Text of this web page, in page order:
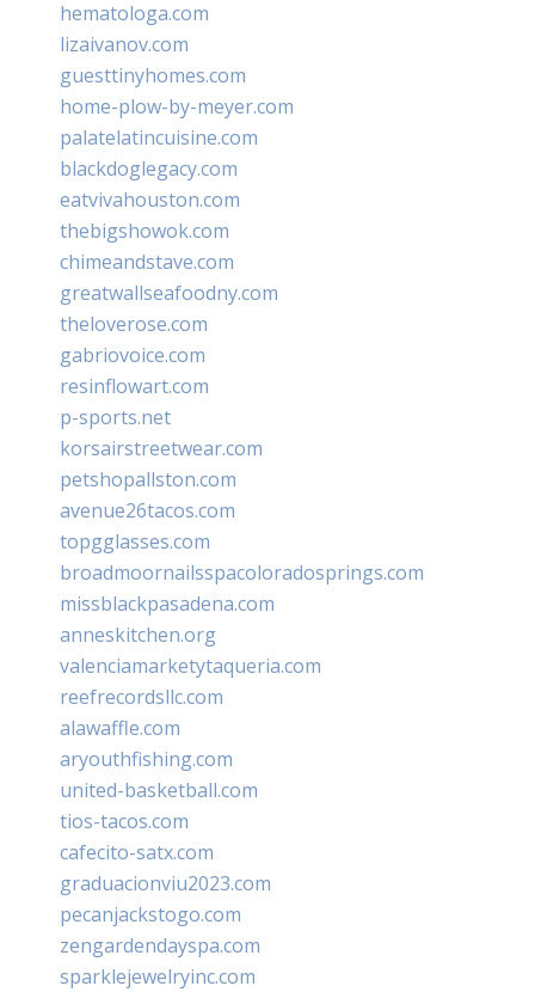
hematologa.com
lizaivanov.com
guesttinyhomes.com
home-plow-by-meyer.com
palatelatincuisine.com
blackdoglegacy.com
eatvivahouston.com
thebigshowok.com
chimeandstave.com
greatwallseafoodny.com
theloverose.com
gabriovoice.com
resinflowart.com
p-sports.net
korsairstreetwear.com
petshopallston.com
avenue26tacos.com
topgglasses.com
broadmoornailsspacoloradosprings.com
missblackpasadena.com
anneskitchen.org
valenciamarketytaqueria.com
reefrecordsllc.com
alawaffle.com
aryouthfishing.com
united-basketball.com
tios-tacos.com
cafecito-satx.com
graduacionviu2023.com
pecanjackstogo.com
zengardendayspa.com
sparklejewelryinc.com